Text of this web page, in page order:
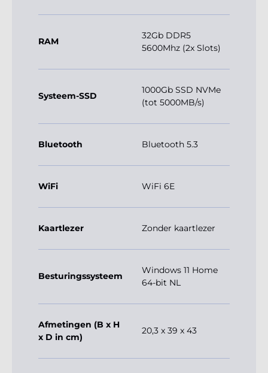
RAM
32Gb DDR5
5600Mhz (2x Slots)
Systeem-SSD
1000Gb SSD NVMe
(tot 5000MB/s)
Bluetooth Bluetooth 5.3
WiFi WiFi 6E
Kaartlezer Zonder kaartlezer
Besturingssysteem
Windows 11 Home
64-bit NL
Afmetingen (B x H
x D in cm)
20,3 x 39 x 43